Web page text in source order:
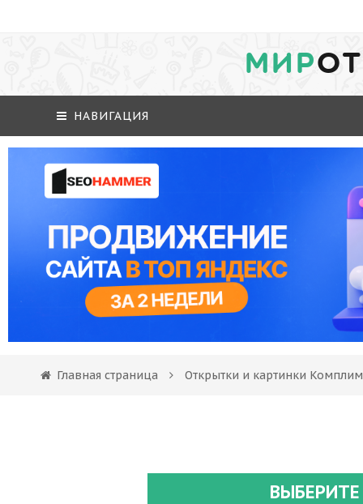
МИР
НАВИГАЦИЯ
Главная страница Открытки и картинки